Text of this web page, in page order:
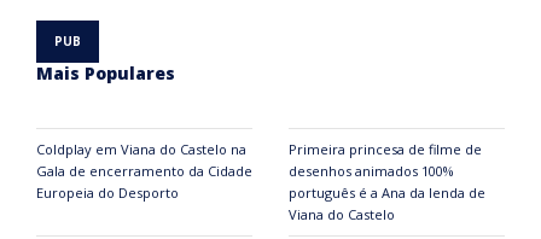
Mais Populares
Coldplay em Viana do Castelo na
Gala de encerramento da Cidade
Europeia do Desporto
Primeira princesa de filme de
desenhos animados 100%
português é a Ana da lenda de
Viana do Castelo